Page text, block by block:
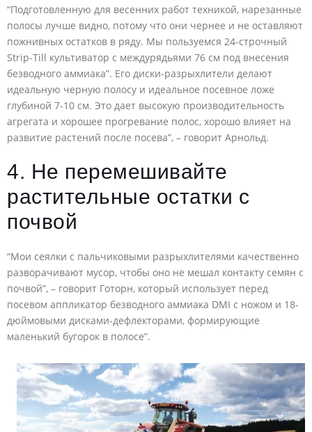
“Подготовленную для весенних работ техникой, нарезанные
полосы лучше видно, потому что они чернее и не оставляют
пожнивных остатков в ряду. Мы пользуемся 24-строчный
Strip-Till культиватор с междурядьями 76 см под внесения
безводного аммиака”. Его диски-разрыхлители делают
идеальную черную полосу и идеальное посевное ложе
глубиной 7-10 см. Это дает высокую производительность
агрегата и хорошее прогревание полос, хорошо влияет на
развитие растений после посева”, – говорит Арнольд.
4. Не перемешивайте
растительные остатки с
почвой
“Мои сеялки с пальчиковыми разрыхлителями качественно
разворачивают мусор, чтобы оно не мешал контакту семян с
почвой”, – говорит Готорн, который использует перед
посевом аппликатор безводного аммиака DMI с ножом и 18-
дюймовыми дисками-дефлекторами, формирующие
маленький бугорок в полосе”.